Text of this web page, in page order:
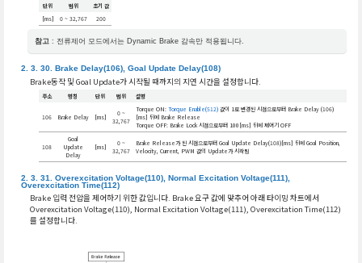
단위 범위
초기 값
[ms]
0 ~ 32,767 200
참고 : 전류제어 모드에서는 Dynamic Brake 감속만 적용됩니다.
Brake Delay(106), Goal Update Delay(108)
Brake동작 및 Goal Update가 시작될 때까지의 지연 시간을 설정합니다.
주소 명칭 단위 범위 설명
106 Brake Delay [ms]
0 ~
32,767
Torque ON: Torque Enable(512)값이 1로 변경된 시점으로부터 Brake Delay (106)
[ms] 뒤에 Brake Release
Torque OFF: Brake Lock 시점으로부터 100[ms] 뒤에 제어기 OFF
108
Goal
Update
Delay
[ms]
0 ~
32,767
Brake Release가 된 시점으로부터 Goal Update Delay(108)[ms] 뒤에 Goal Position,
Velocity, Current, PWM 값의 Update가 시작됨
Overexcitation Voltage(110), Normal Excitation Voltage(111),
Overexcitation Time(112)
Brake 입력 전압을 제어하기 위한 값입니다. Brake 요구 값에 맞추어 아래 타이밍 차트에서
Overexcitation Voltage(110), Normal Excitation Voltage(111), Overexcitation Time(112)
를 설정합니다.